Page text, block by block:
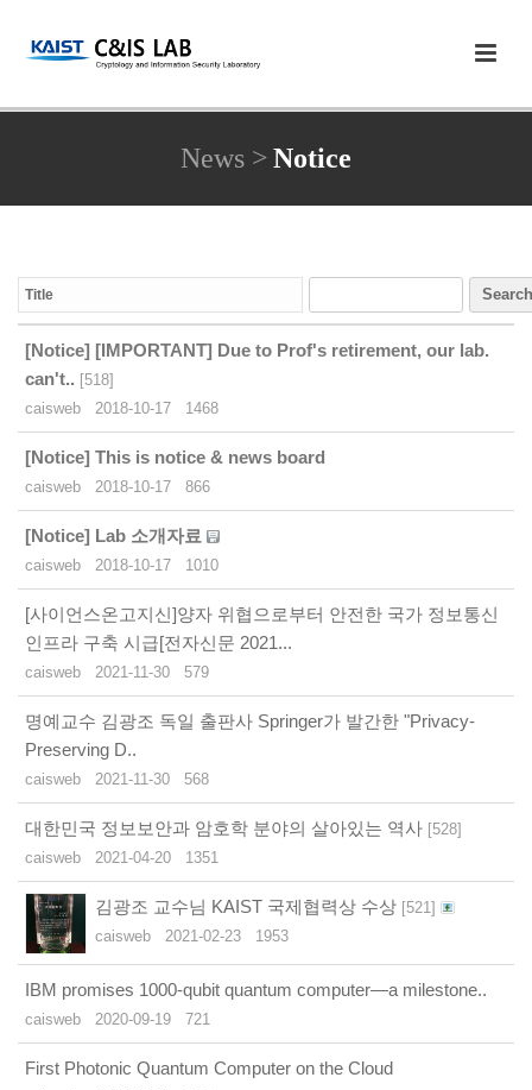
News >Notice
Search
[Notice] [IMPORTANT] Due to Prof's retirement, our lab.
can't.. [518]
caisweb
2018-10-17 1468
[Notice] This is notice & news board
caisweb 2018-10-17 866
[Notice] Lab 소개자료
caisweb 2018-10-17 1010
[사이언스온고지신]양자 위협으로부터 안전한 국가 정보통신
인프라 구축 시급[전자신문 2021...
caisweb 2021-11-30 579
명예교수 김광조 독일 출판사 Springer가 발간한 "Privacy-
Preserving D..
caisweb 2021-11-30 568
대한민국 정보보안과 암호학 분야의 살아있는 역사 [528]
caisweb
2021-04-20 1351
김광조 교수님 KAIST 국제협력상 수상 [521]
caisweb
2021-02-23 1953
IBM promises 1000-qubit quantum computer—a milestone..
caisweb 2020-09-19 721
First Photonic Quantum Computer on the Cloud